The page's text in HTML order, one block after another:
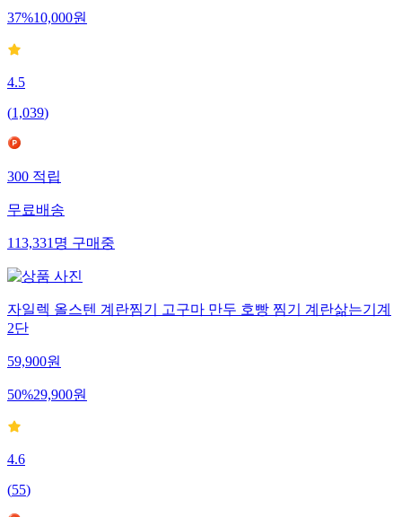
37%10,000원
4.5
(1,039)
300 적립
무료배송
113,331 명 구매중
자일렉 올스텐 계란찜기 고구마 만두 호빵 찜기 계란삶는기계
2단
59,900원
50%29,900원
4.6
(55)